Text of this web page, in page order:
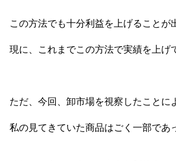
この方法でも十分利益を上げることが
現に、これまでこの方法で実績を上げ
ただ、今回、卸市場を視察したことに
私の見てきていた商品はごく一部であ